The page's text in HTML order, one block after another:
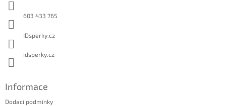
603 433 765
IDsperky.cz
idsperky.cz
Informace
Dodací podmínky